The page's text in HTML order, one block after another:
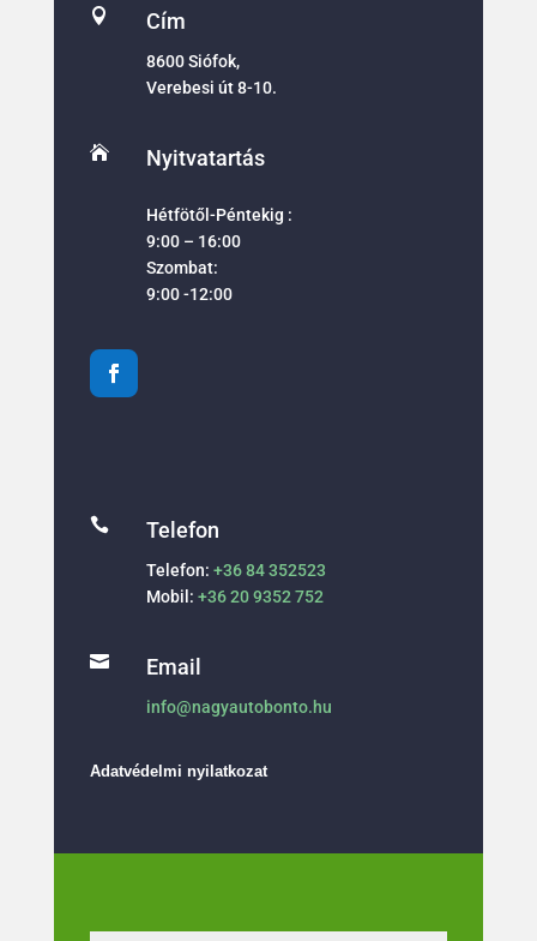
 Cím
8600 Siófok,
Verebesi út 8-10.
 Nyitvatartás
Hétfötől-Péntekig :
9:00 – 16:00
Szombat:
9:00 -12:00
 Telefon
Telefon: +36 84 352523
Mobil: +36 20 9352 752
 Email
info@nagyautobonto.hu
Adatvédelmi nyilatkozat